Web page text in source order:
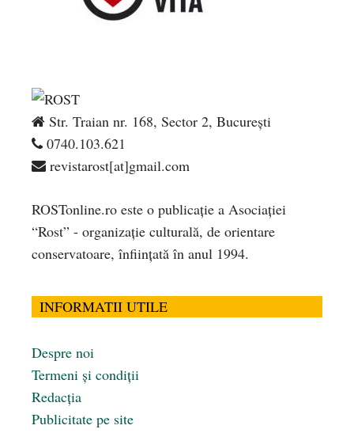
Str. Traian nr. 168, Sector 2, București
0740.103.621
revistarost[at]gmail.com
ROSTonline.ro este o publicaţie a Asociaţiei
“Rost” - organizaţie culturală, de orientare
conservatoare, înfiinţată în anul 1994.
INFORMATII UTILE
Despre noi
Termeni și condiții
Redacția
Publicitate pe site